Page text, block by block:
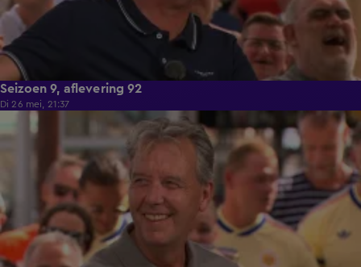
Seizoen 9, aflevering 92
Di 26 mei, 21:37